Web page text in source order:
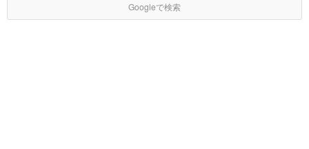
Googleで検索